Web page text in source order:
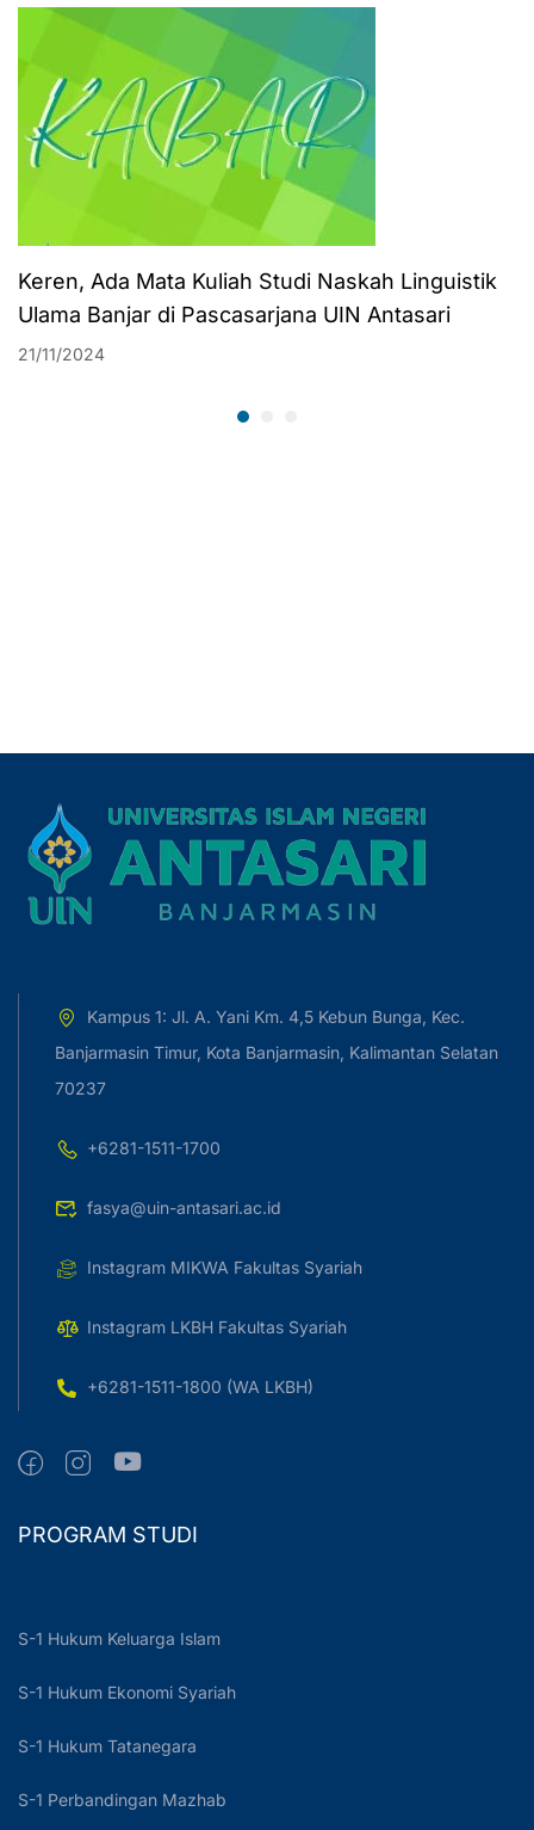
Keadilan
Masyarakat
Perlu Nanti se-
Keren, Ada Mata Kuliah Studi Naskah Linguistik
Ulama Banjar di Pascasarjana UIN Antasari
21/11/2024
Kampus 1: Jl. A. Yani Km. 4,5 Kebun Bunga, Kec.
Banjarmasin Timur, Kota Banjarmasin, Kalimantan Selatan
70237
+6281-1511-1700
fasya@uin-antasari.ac.id
Instagram MIKWA Fakultas Syariah
Instagram LKBH Fakultas Syariah
+6281-1511-1800 (WA LKBH)
PROGRAM STUDI
S-1 Hukum Keluarga Islam
S-1 Hukum Ekonomi Syariah
S-1 Hukum Tatanegara
S-1 Perbandingan Mazhab